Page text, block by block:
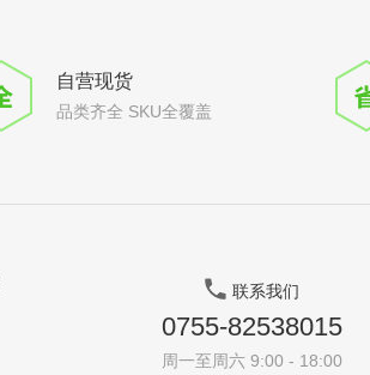
自营现货
品类齐全 SKU全覆盖
联系我们
0755-82538015
周一至周六 9:00 - 18:00